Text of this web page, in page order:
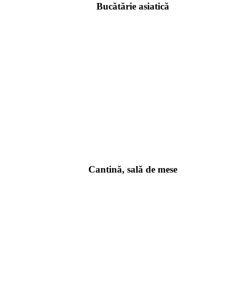
Bucătărie asiatică
Cantină, sală de mese